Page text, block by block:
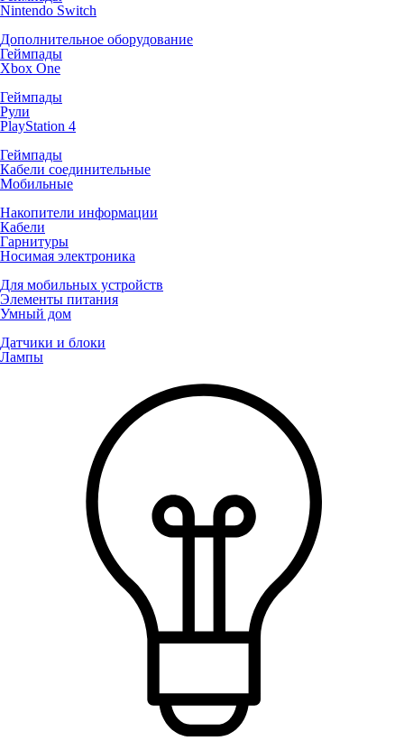
Nintendo Switch
Дополнительное оборудование
Геймпады
Xbox One
Геймпады
Рули
PlayStation 4
Геймпады
Кабели соединительные
Мобильные
Накопители информации
Кабели
Гарнитуры
Носимая электроника
Для мобильных устройств
Элементы питания
Умный дом
Датчики и блоки
Лампы